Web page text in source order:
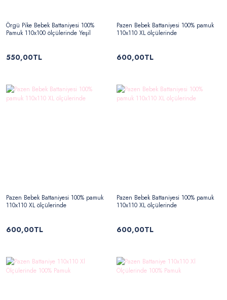
Örgü Pike Bebek Battaniyesi 100%
Pamuk 110x100 ölçülerinde Yeşil
550,00TL
Pazen Bebek Battaniyesi 100% pamuk
110x110 XL ölçülerinde
600,00TL
Pazen Bebek Battaniyesi 100% pamuk
110x110 XL ölçülerinde
600,00TL
Pazen Bebek Battaniyesi 100% pamuk
110x110 XL ölçülerinde
600,00TL